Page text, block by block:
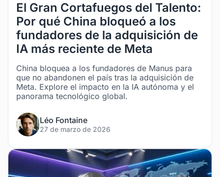
El Gran Cortafuegos del Talento:
Por qué China bloqueó a los
fundadores de la adquisición de
IA más reciente de Meta
China bloquea a los fundadores de Manus para
que no abandonen el país tras la adquisición de
Meta. Explore el impacto en la IA autónoma y el
panorama tecnológico global.
Léo Fontaine
27 de marzo de 2026